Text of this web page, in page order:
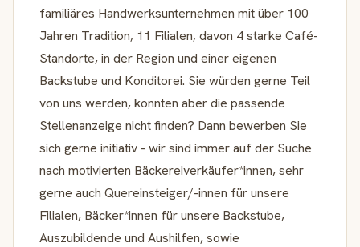
familiäres Handwerksunternehmen mit über 100
Jahren Tradition, 11 Filialen, davon 4 starke Café-
Standorte, in der Region und einer eigenen
Backstube und Konditorei. Sie würden gerne Teil
von uns werden, konnten aber die passende
Stellenanzeige nicht finden? Dann bewerben Sie
sich gerne initiativ - wir sind immer auf der Suche
nach motivierten Bäckereiverkäufer*innen, sehr
gerne auch Quereinsteiger/-innen für unsere
Filialen, Bäcker*innen für unsere Backstube,
Auszubildende und Aushilfen, sowie